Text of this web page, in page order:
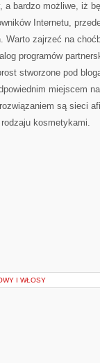
a bardzo możliwe, iż
Internetu,
Warto zajrzeć na
programów
stworzone pod
miejscem
są sieci
kosmetykami.
I WŁOSY